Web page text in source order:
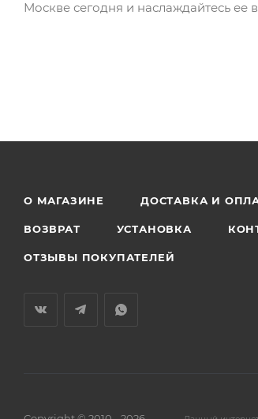
Москве сегодня и наслаждайтесь
О МАГАЗИНЕ ДОСТАВКА И
ВОЗВРАТ УСТАНОВКА
ОТЗЫВЫ ПОКУПАТЕЛЕЙ